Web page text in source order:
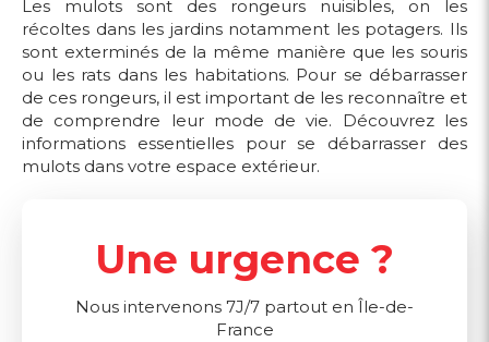
Les mulots sont des rongeurs nuisibles, on les
récoltes dans les jardins notamment les potagers. Ils
sont exterminés de la même manière que les souris
ou les rats dans les habitations. Pour se débarrasser
de ces rongeurs, il est important de les reconnaître et
de comprendre leur mode de vie. Découvrez les
informations essentielles pour se débarrasser des
mulots dans votre espace extérieur.
Une urgence ?
Nous intervenons 7J/7 partout en Île-de-
France